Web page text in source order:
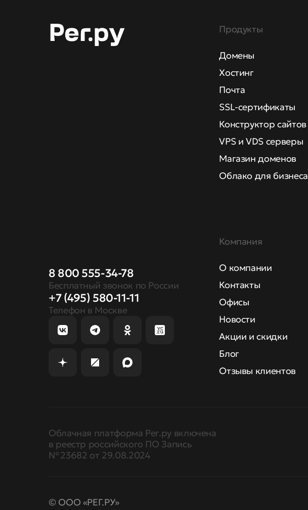
8 800 555-34-78
Бесплатный звонок по России
+7 (495) 580-11-11
Телефон в Москве
Продукты
Домены
Хостинг
Почта
SSL-сертификаты
Конструктор сайтов
VPS и VDS серверы
Магазин доменов
Облако для бизнеса
Компания
О компании
Контакты
Офисы
Новости
Акции и скидки
Блог
Отзывы клиентов
Облачная платформа Рег.ру включена
в реестр российского ПО Запись
№ 23682 от 29.08.2024
© ООО «РЕГ.РУ»